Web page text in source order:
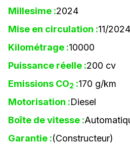
Millesime :2024
Mise en circulation :11/2024
Kilométrage :10000
Puissance réelle :200 cv
Emissions CO2 :170 g/km
Motorisation :Diesel
Boîte de vitesse :
Garantie :(Constructeur)